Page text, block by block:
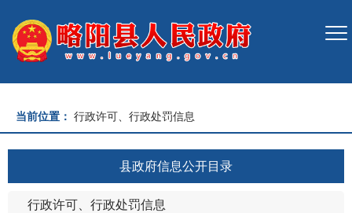
当前位置： 行政许可、行政处罚信息
县政府信息公开目录
行政许可、行政处罚信息